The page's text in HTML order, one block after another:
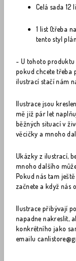
Celá sada 12
1 list (třeba
tento styl
- U tohoto produktu
pokud chcete třeba
ilustrací stačí nám
Ilustrace jsou
mě již pár let
běžných situací v
věcičky a mnoho
Ukázky z ilustrací,
mnoho dalšího
Pokud nás tam
začnete a když nás
Ilustrace přibývají
napadne nakreslit,
konkrétního jako
emailu